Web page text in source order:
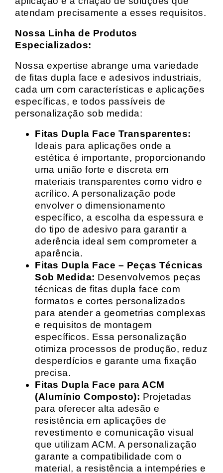
atendam precisamente a esses requisitos.
Nossa Linha de Produtos
Especializados:
Nossa expertise abrange uma variedade
de fitas dupla face e adesivos industriais,
cada um com características e aplicações
específicas, e todos passíveis de
personalização sob medida:
Fitas Dupla Face Transparentes:
Ideais para aplicações onde a
estética é importante, proporcionando
uma união forte e discreta em
materiais transparentes como vidro e
acrílico. A personalização pode
envolver o dimensionamento
específico, a escolha da espessura e
do tipo de adesivo para garantir a
aderência ideal sem comprometer a
aparência.
Fitas Dupla Face – Peças Técnicas
Sob Medida: Desenvolvemos peças
técnicas de fitas dupla face com
formatos e cortes personalizados
para atender a geometrias complexas
e requisitos de montagem
específicos. Essa personalização
otimiza processos de produção, reduz
desperdícios e garante uma fixação
precisa.
Fitas Dupla Face para ACM
(Alumínio Composto): Projetadas
para oferecer alta adesão e
resistência em aplicações de
revestimento e comunicação visual
que utilizam ACM. A personalização
garante a compatibilidade com o
material, a resistência a intempéries e